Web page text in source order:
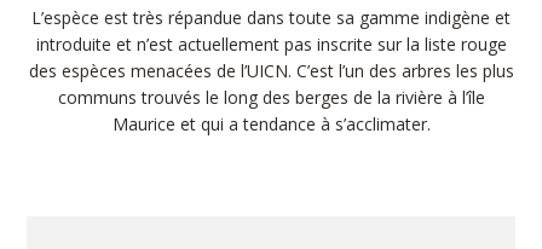
L’espèce est très répandue dans toute sa gamme indigène et
introduite et n’est actuellement pas inscrite sur la liste rouge
des espèces menacées de l’UICN. C’est l’un des arbres les plus
communs trouvés le long des berges de la rivière à l’île
Maurice et qui a tendance à s’acclimater.